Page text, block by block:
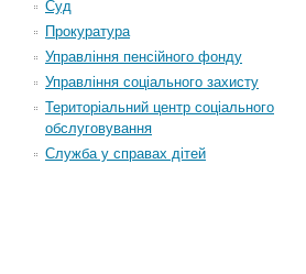
Суд
Прокуратура
Управління пенсійного фонду
Управління соціального захисту
Територіальний центр соціального
обслуговування
Служба у справах дітей